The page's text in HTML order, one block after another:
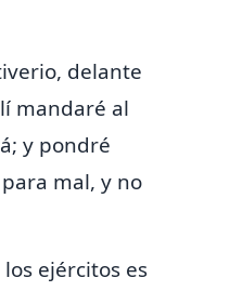
delante
mandaré al
y pondré
para mal, y no
los ejércitos es